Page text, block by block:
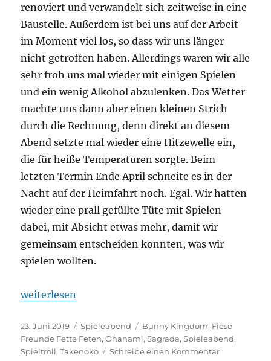
renoviert und verwandelt sich zeitweise in eine
Baustelle. Außerdem ist bei uns auf der Arbeit
im Moment viel los, so dass wir uns länger
nicht getroffen haben. Allerdings waren wir alle
sehr froh uns mal wieder mit einigen Spielen
und ein wenig Alkohol abzulenken. Das Wetter
machte uns dann aber einen kleinen Strich
durch die Rechnung, denn direkt an diesem
Abend setzte mal wieder eine Hitzewelle ein,
die für heiße Temperaturen sorgte. Beim
letzten Termin Ende April schneite es in der
Nacht auf der Heimfahrt noch. Egal. Wir hatten
wieder eine prall gefüllte Tüte mit Spielen
dabei, mit Absicht etwas mehr, damit wir
gemeinsam entscheiden konnten, was wir
spielen wollten.
„Spieleabend #11 – Fiese Feten in japanischen
weiterlesen
Veröffentlicht
am
23. Juni 2019 Kategorien
Spieleabend Schlagwörter
Bunny Kingdom, Fiese
Freunde Fette Feten,Ohanami,Sagrada,Spieleabend,
Spieltroll,Takenoko Schreibe einen Kommentarzu